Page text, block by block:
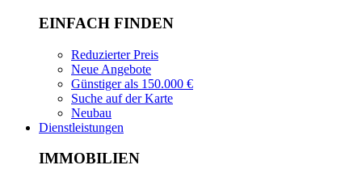
EINFACH FINDEN
Reduzierter Preis
Neue Angebote
Günstiger als 150.000 €
Suche auf der Karte
Neubau
Dienstleistungen
IMMOBILIEN